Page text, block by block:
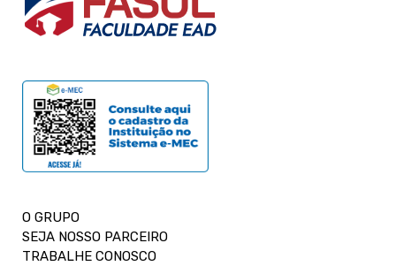
O GRUPO
SEJA NOSSO PARCEIRO
TRABALHE CONOSCO